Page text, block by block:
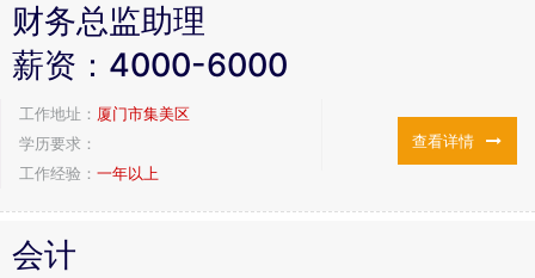
财务总监助理
薪资： 4000-6000
工作地址： 厦门市集美区
学历要求：
工作经验： 一年以上
查看详情
会计